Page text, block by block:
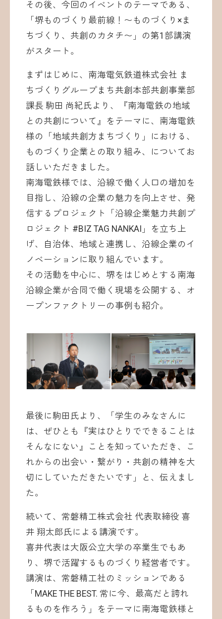
その後、今回のイベントのテーマである、
「堺ものづくり最前線！〜ものづくり×ま
ちづくり、共創のカタチ〜」の第1部講演
がスタート。
まずはじめに、南海電気鉄道株式会社 ま
ちづくりグループまち共創本部共創事業部
課長 駒田 尚紀氏より、『南海電鉄の地域
との共創について』をテーマに、南海電鉄
様の「地域共創方まちづくり」における、
ものづくり企業との取り組み、についてお
話しいただきました。
南海電鉄様では、沿線で働く人口の増加を
目指し、沿線の企業の魅力を向上させ、発
信するプロジェクト「沿線企業魅力共創プ
ロジェクト #BIZ TAG NANKAI」を立ち上
げ、自治体、地域と連携し、沿線企業のイ
ノベーションに取り組んでいます。
その活動を中心に、堺をはじめとする南海
沿線企業が合同で働く現場を公開する、オ
ープンファクトリーの事例も紹介。
最後に駒田氏より、「学生のみなさんに
は、ぜひとも『実はひとりでできることは
そんなにない』ことを知っていただき、こ
れからの出会い・繋がり・共創の精神を大
切にしていただきたいです」と、伝えまし
た。
続いて、常磐精工株式会社 代表取締役 喜
井 翔太郎氏による講演です。
喜井代表は大阪公立大学の卒業生でもあ
り、堺で活躍するものづくり経営者です。
講演は、常磐精工社のミッションである
「MAKE THE BEST. 常に今、最高だと誇れ
るものを作ろう」をテーマに南海電鉄様と